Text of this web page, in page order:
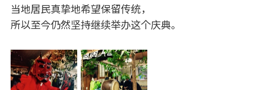
当地居民真挚地希望保留传统，
所以至今仍然坚持继续举办这个庆典。